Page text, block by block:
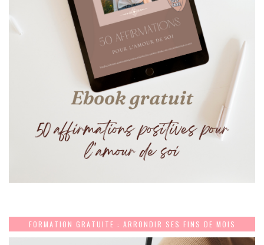
FORMATION GRATUITE : ARRONDIR SES FINS DE MOIS